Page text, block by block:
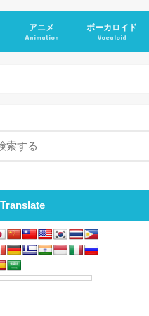
アニメ
Animation
ボーカロイド
Vocaloid
Translate